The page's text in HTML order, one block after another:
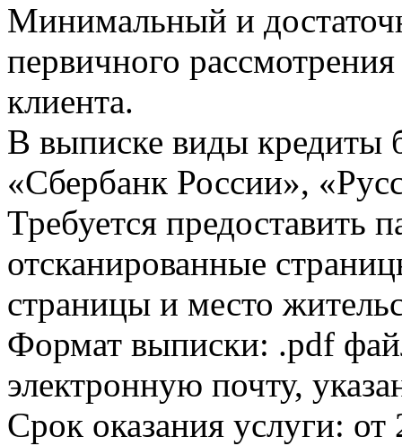
Минимальный и
первичного
клиента.
В выписке виды кредиты
«Сбербанк России»,
Требуется предоставить
отсканированные
страницы и место
Формат выписки: .pdf
электронную почту,
Срок оказания услуги: от